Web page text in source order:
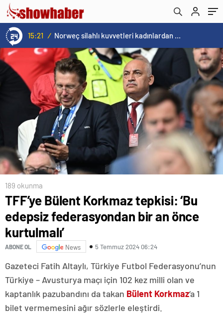
/ Norweç silahlı kuvvetleri kadınlardan oluşan özel kuvvetler eğitimlerini başlattı.
189 okunma
TFF’ye Bülent Korkmaz tepkisi: ‘Bu
edepsiz federasyondan bir an önce
kurtulmalı’
ABONE OL News 5 Temmuz 2024 06:24
Gazeteci Fatih Altaylı, Türkiye Futbol Federasyonu’nun
Türkiye – Avusturya maçı için 102 kez milli olan ve
kaptanlık pazubandını da takan Bülent Korkmaz‘a 1
bilet vermemesini ağır sözlerle eleştirdi.